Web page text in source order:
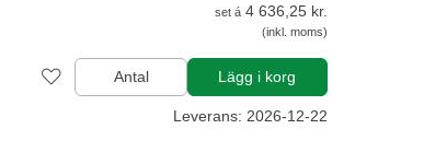
set á 4 636,25 kr.
(inkl. moms)
Antal Lägg i korg
Leverans: 2026-12-22